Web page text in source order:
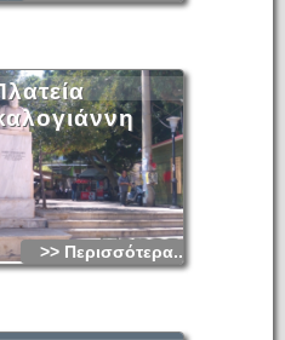
οδηγούσε θολοσκεπής
αθλητικές εγκαταστάσεις.
>> Περισσότερα...